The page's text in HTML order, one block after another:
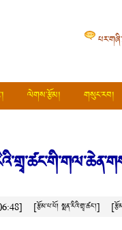
ལེགས་རྩོམ། གསུང་རབ།
[རྩོམ་པ་པོ། སྨན་རིའི་གྲྭ་ཚང་།]